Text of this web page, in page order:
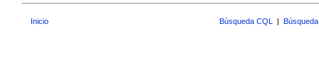
Inicio Búsqueda CQL